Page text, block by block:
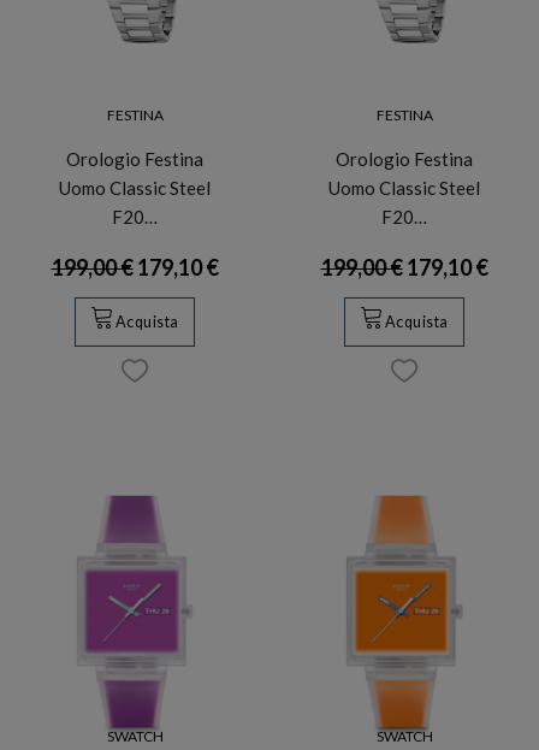
FESTINA
Orologio Festina
Uomo Classic Steel
F20…
199,00 €179,10 €
Acquista
FESTINA
Orologio Festina
Uomo Classic Steel
F20…
199,00 €179,10 €
Acquista
SWATCH SWATCH